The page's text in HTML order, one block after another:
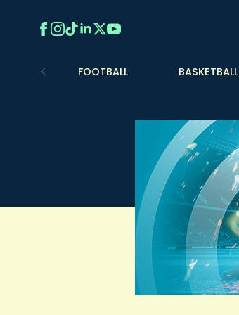
FOOTBALL BASKETBALL